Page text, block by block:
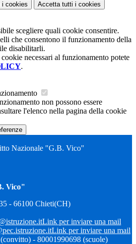
i cookies Accetta tutti i cookies
scegliere quali cookie consentire.
che consentono il funzionamento della
disabilitarli.
necessari al funzionamento potete
.
non possono essere
l'elenco nella pagina della cookie
Nazionale "G.B. Vico"
Vico"
- 66100 Chieti(CH)
Link per inviare una mail
Link per inviare una mail
- 80001990698 (scuole)